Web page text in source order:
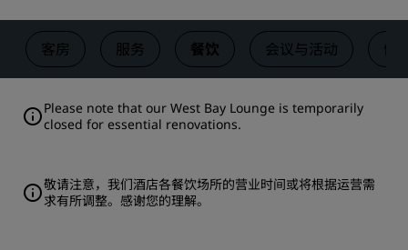
客房 服务 餐饮 会议与活动 健
Please note that our West Bay Lounge is temporarily
closed for essential renovations.
敬请注意，我们酒店各餐饮场所的营业时间或将根据运营需
求有所调整。感谢您的理解。